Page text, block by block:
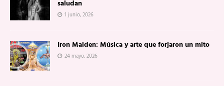
saludan
1 junio, 2026
Iron Maiden: Música y arte que forjaron un mito
24 mayo, 2026